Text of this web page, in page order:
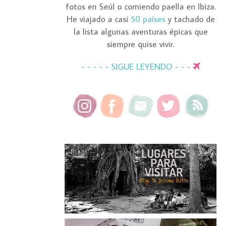
fotos en Seúl o comiendo paella en Ibiza.
He viajado a casi 50 países y tachado de
la lista algunas aventuras épicas que
siempre quise vivir.
- - - - - SIGUE LEYENDO - - -